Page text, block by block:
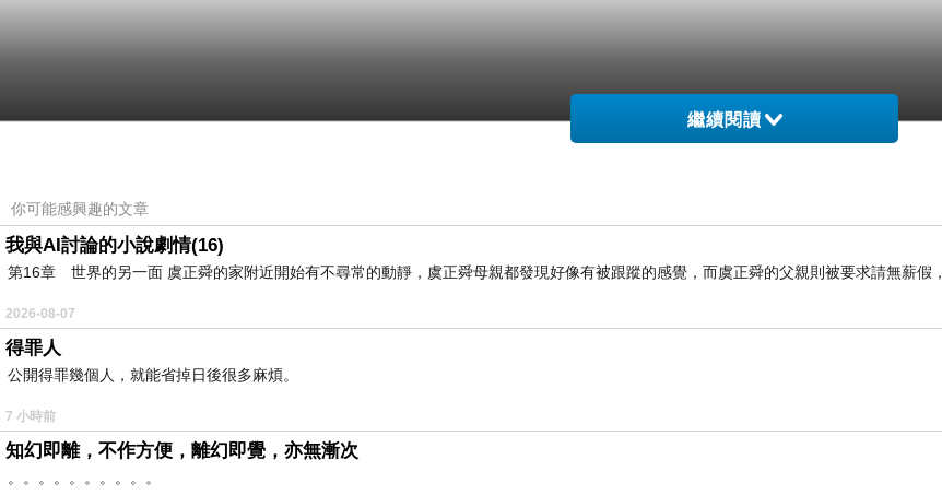
繼續閱讀
你可能感興趣的文章
我與AI討論的小說劇情(16)
第16章 世界的另一面 虞正舜的家附近開始有不尋常的動靜，虞正舜母親都發現好像有被跟蹤的感覺，而虞正舜的父親則被要求請無薪假，
2026-08-07
得罪人
公開得罪幾個人，就能省掉日後很多麻煩。
7 小時前
知幻即離，不作方便，離幻即覺，亦無漸次
。。。。。。。。。。